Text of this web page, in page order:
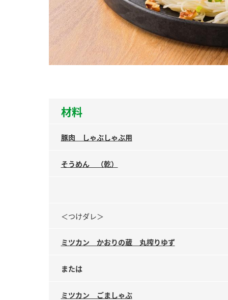
材料
豚肉 しゃぶしゃぶ用
そうめん （乾）
＜つけダレ＞
ミツカン かおりの蔵 丸搾りゆず
または
ミツカン ごましゃぶ